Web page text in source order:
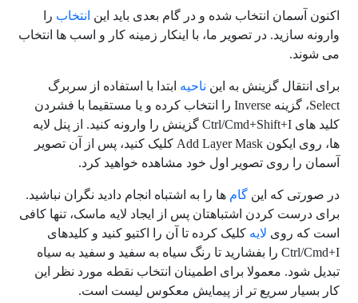
اکنون آسمان انتخاب شده و در گام بعدی باید این انتخاب را
وارونه سازید. در تصویر ما، با اینکار زمینه کار و اسب ها انتخاب
می شوند.
برای انتقال گزینش به این ناحیه ابتدا با استفاده از سربرگ
Select، گزینه Inverse را انتخاب کرده و یا مستقیما با فشردن
کلید های Ctrl/Cmd+Shift+I گزینش را وارونه کنید. از پنل لایه
ها، روی ایکون Add Layer Mask کلیک کنید، پس از آن تصویر
آسمان را روی تصویر اول خود مشاهده خواهید کرد.
در صورتی که این گام ها را به اشتباه انجام دادید نگران نباشید.
برای درست کردن اشتباهتان پس از ایجاد لایه ماسک، تنها کافی
است که روی لایه کلیک کرده تا آن را اکتیو کنید و کلیدهای
Ctrl/Cmd+I را بفشارید تا رنگ سیاه به سفید و سفید به سیاه
تبدیل شود. معمولا برای اطمینان انتخاب نقطه مورد نظر این
کار بسیار سریع تر از پیمایش معکوس لیست است.